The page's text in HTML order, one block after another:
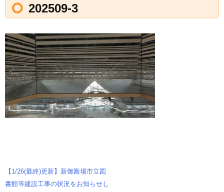
202509-3
投
【1/26(最終)更新】新御殿場市立図
書館等建設工事の状況をお知らせし